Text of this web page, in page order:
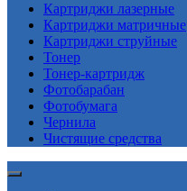
Картриджи лазерные
Картриджи матричные
Картриджи струйные
Тонер
Тонер-картридж
Фотобарабан
Фотобумага
Чернила
Чистящие средства